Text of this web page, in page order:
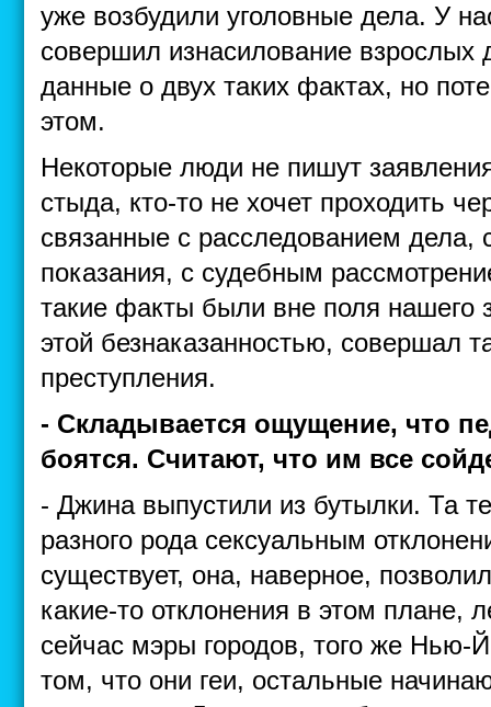
уже возбудили уголовные дела. У
совершил изнасилование взрослых
данные о двух таких фактах, но
этом.
Некоторые люди не пишут
стыда, кто-то не хочет проходить
связанные с расследованием дела,
показания, с судебным
такие факты были вне поля нашего
этой безнаказанностью, совершал
преступления.
- Складывается ощущение, что
боятся. Считают, что им все
- Джина выпустили из бутылки. Та
разного рода сексуальным
существует, она, наверное,
какие-то отклонения в этом плане,
сейчас мэры городов, того же Нью-
том, что они геи, остальные